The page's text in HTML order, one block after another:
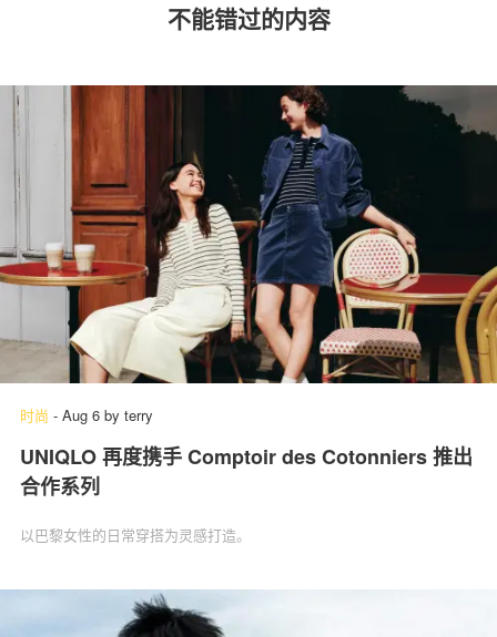
不能错过的内容
时尚 - Aug 6 by terry
UNIQLO 再度携手 Comptoir des Cotonniers 推出
合作系列
以巴黎女性的日常穿搭为灵感打造。